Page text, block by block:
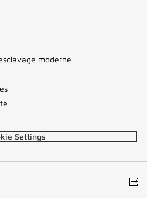
moderne
Settings